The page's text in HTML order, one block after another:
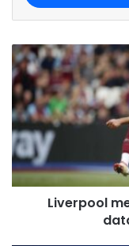
o
u
r
E
m
a
l
a
Liverpool